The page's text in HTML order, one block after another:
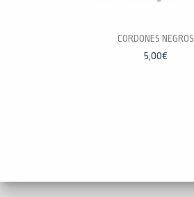
CORDONES NEGROS
5,00€